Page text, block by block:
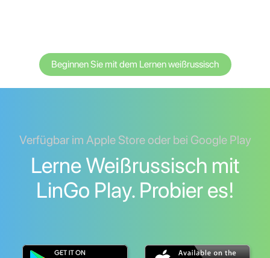
Beginnen Sie mit dem Lernen weißrussisch
Verfügbar im Apple Store oder bei Google Play
Lerne Weißrussisch mit
LinGo Play. Probier es!